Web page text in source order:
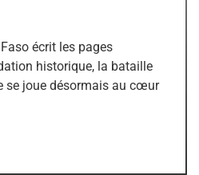
écrit les pages
historique, la bataille
se joue désormais au cœur